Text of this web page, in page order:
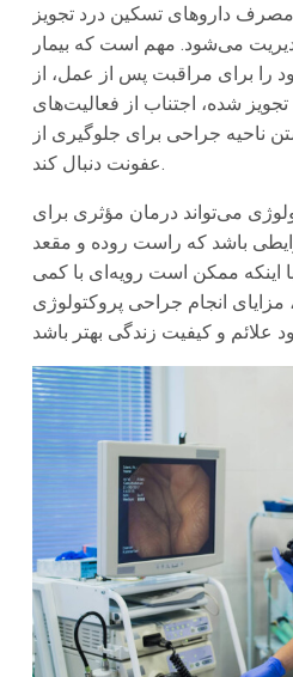
داروهای تسکین درد تجویز
می‌شود. مهم است که بیمار
را برای مراقبت پس از عمل، از
شده، اجتناب از فعالیت‌های
ناحیه جراحی برای جلوگیری از
عفونت دنبال کند.
می‌تواند درمان مؤثری برای
باشد که راست روده و مقعد
اینکه ممکن است رویه‌ای با کمی
مزایای انجام جراحی پروکتولوژی